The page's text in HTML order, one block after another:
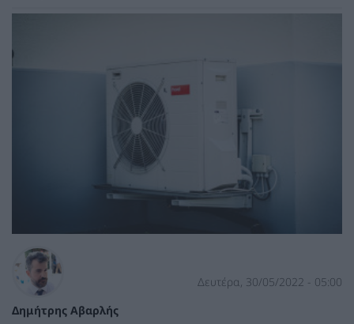
Δημήτρης Αβαρλής
Δευτέρα, 30/05/2022 - 05:00